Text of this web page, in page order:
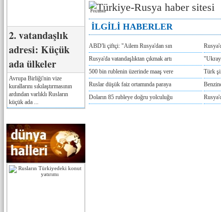
2. vatandaşlık
adresi: Küçük
ada ülkeler
Avrupa Birliği'nin vize
kurallarını sıkılaştırmasının
ardından varlıklı Rusların
küçük ada ...
Реклама
İLGİLİ HABERLER
ABD'li çiftçi: "Ailem Rusya'dan sın
Rusya'da vatandaşlıktan çıkmak artı
500 bin rublenin üzerinde maaş vere
Türk
Ruslar düşük faiz ortamında paraya
Doların 85 rubleye doğru yolculuğu